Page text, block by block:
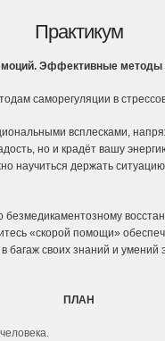
Практикум
Эффективные методы
саморегуляции в
всплесками,
но и крадёт вашу
научиться держать
«скорой помощи»
багаж своих знаний и
ПЛАН